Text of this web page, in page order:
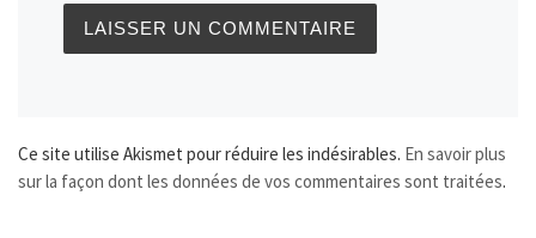
Ce site utilise Akismet pour réduire les indésirables. En savoir plus
sur la façon dont les données de vos commentaires sont traitées.